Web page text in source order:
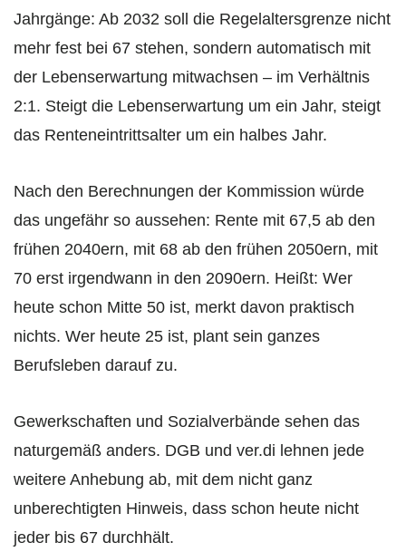
Jahrgänge: Ab 2032 soll die Regelaltersgrenze nicht
mehr fest bei 67 stehen, sondern automatisch mit
der Lebenserwartung mitwachsen – im Verhältnis
2:1. Steigt die Lebenserwartung um ein Jahr, steigt
das Renteneintrittsalter um ein halbes Jahr.
Nach den Berechnungen der Kommission würde
das ungefähr so aussehen: Rente mit 67,5 ab den
frühen 2040ern, mit 68 ab den frühen 2050ern, mit
70 erst irgendwann in den 2090ern. Heißt: Wer
heute schon Mitte 50 ist, merkt davon praktisch
nichts. Wer heute 25 ist, plant sein ganzes
Berufsleben darauf zu.
Gewerkschaften und Sozialverbände sehen das
naturgemäß anders. DGB und ver.di lehnen jede
weitere Anhebung ab, mit dem nicht ganz
unberechtigten Hinweis, dass schon heute nicht
jeder bis 67 durchhält.